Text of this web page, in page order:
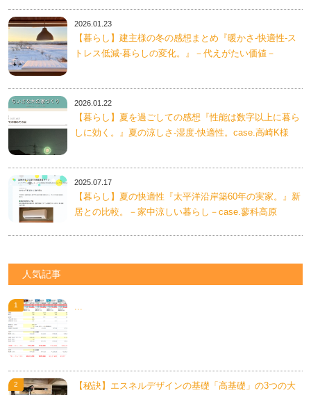
2026.01.23
【暮らし】建主様の冬の感想まとめ『暖かさ-快適性-ス
トレス低減-暮らしの変化。』－代えがたい価値－
2026.01.22
【暮らし】夏を過ごしての感想『性能は数字以上に暮ら
しに効く。』夏の涼しさ-湿度-快適性。case.高崎K様
2025.07.17
【暮らし】夏の快適性『太平洋沿岸築60年の実家。』新
居との比較。－家中涼しい暮らし－case.蓼科高原
人気記事
【秘訣】エスネルデザインの基礎「高基礎」の3つの大